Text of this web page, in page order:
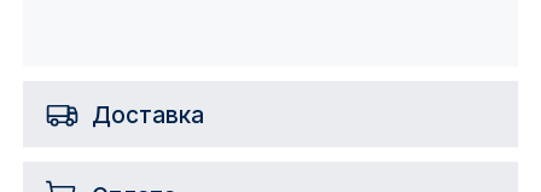
Доставка